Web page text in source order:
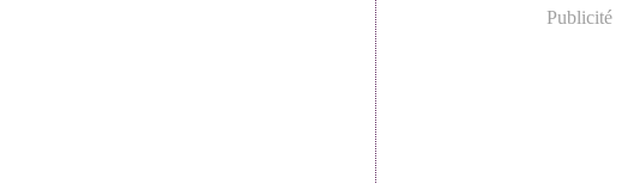
Publicité